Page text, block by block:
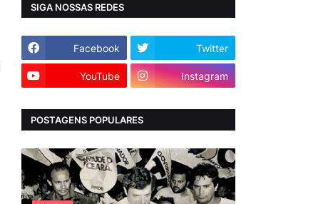
SIGA NOSSAS REDES
Facebook Twitter
YouTube Instagram
POSTAGENS POPULARES